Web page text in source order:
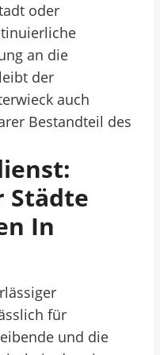
oder
an die
der
auch
Bestandteil des
Städte
In
für
und die